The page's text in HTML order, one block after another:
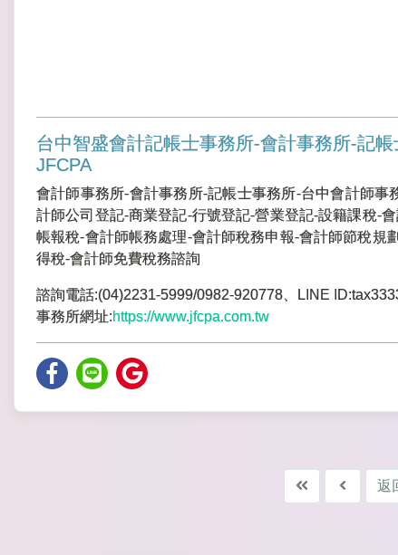
台中智盛會計記帳士事務所-會計事務所-記
JFCPA
會計師事務所-會計事務所-記帳士事務所-台中會計師
計師公司登記-商業登記-行號登記-營業登記-設籍課稅-
帳報稅-會計師帳務處理-會計師稅務申報-會計師節稅規
得稅-會計師免費稅務諮詢
諮詢電話:(04)2231-5999/0982-920778、LINE
事務所網址:https://www.jfcpa.com.tw
返